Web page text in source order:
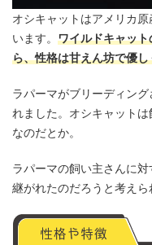
オシキャットはアメリカ
います。 ワイルドキャッ
ら、性格は甘えん坊で優し
ラパーマがブリーディン
れました。オシキャット
なのだとか。
ラパーマの飼い主さんに
継がれたのだろうと考えら